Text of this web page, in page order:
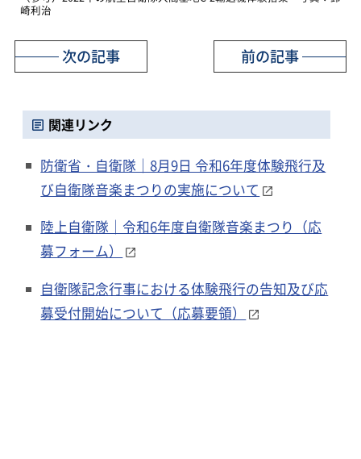
崎利治
前の記事
次の記事
関連リンク
防衛省・自衛隊｜8月9日 令和6年度体験飛行及
び自衛隊音楽まつりの実施について
陸上自衛隊｜令和6年度自衛隊音楽まつり（応
募フォーム）
自衛隊記念行事における体験飛行の告知及び応
募受付開始について（応募要領）